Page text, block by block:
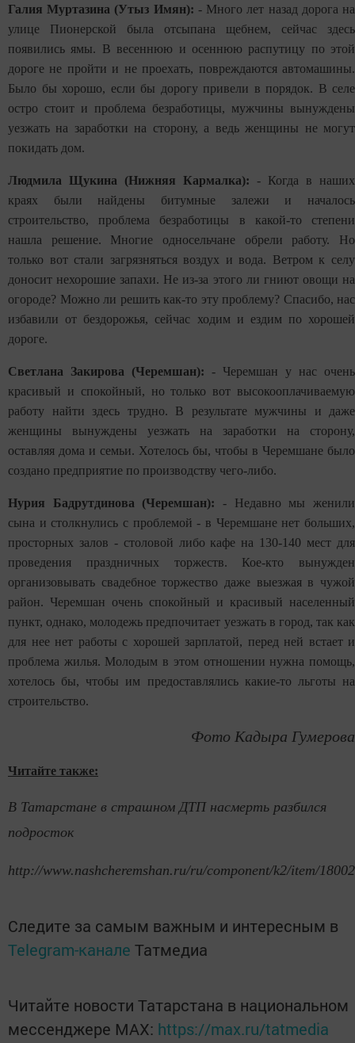
Галия Муртазина (Утыз Имян): - Много лет назад дорога на
улице Пионерской была отсыпана щебнем, сейчас здесь
появились ямы. В весеннюю и осеннюю распутицу по этой
дороге не пройти и не проехать, повреждаются автомашины.
Было бы хорошо, если бы дорогу привели в порядок. В селе
остро стоит и проблема безработицы, мужчины вынуждены
уезжать на заработки на сторону, а ведь женщины не могут
покидать дом.
Людмила Щукина (Нижняя Кармалка): - Когда в наших
краях были найдены битумные залежи и началось
строительство, проблема безработицы в какой-то степени
нашла решение. Многие односельчане обрели работу. Но
только вот стали загрязняться воздух и вода. Ветром к селу
доносит нехорошие запахи. Не из-за этого ли гниют овощи на
огороде? Можно ли решить как-то эту проблему? Спасибо, нас
избавили от бездорожья, сейчас ходим и ездим по хорошей
дороге.
Светлана Закирова (Черемшан): - Черемшан у нас очень
красивый и спокойный, но только вот высокооплачиваемую
работу найти здесь трудно. В результате мужчины и даже
женщины вынуждены уезжать на заработки на сторону,
оставляя дома и семьи. Хотелось бы, чтобы в Черемшане было
создано предприятие по производству чего-либо.
Нурия Бадрутдинова (Черемшан): - Недавно мы женили
сына и столкнулись с проблемой - в Черемшане нет больших,
просторных залов - столовой либо кафе на 130-140 мест для
проведения праздничных торжеств. Кое-кто вынужден
организовывать свадебное торжество даже выезжая в чужой
район. Черемшан очень спокойный и красивый населенный
пункт, однако, молодежь предпочитает уезжать в город, так как
для нее нет работы с хорошей зарплатой, перед ней встает и
проблема жилья. Молодым в этом отношении нужна помощь,
хотелось бы, чтобы им предоставлялись какие-то льготы на
строительство.
Фото Кадыра Гумерова
Читайте также:
В Татарстане в страшном ДТП насмерть разбился
подросток
http://www.nashcheremshan.ru/ru/component/k2/item/18002
Следите за самым важным и интересным в
Telegram-канале Татмедиа
Читайте новости Татарстана в национальном
мессенджере MАХ: https://max.ru/tatmedia